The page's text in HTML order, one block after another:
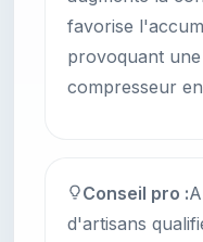
favorise
provoquant
compresseur
Conseil pro :
d'artisans